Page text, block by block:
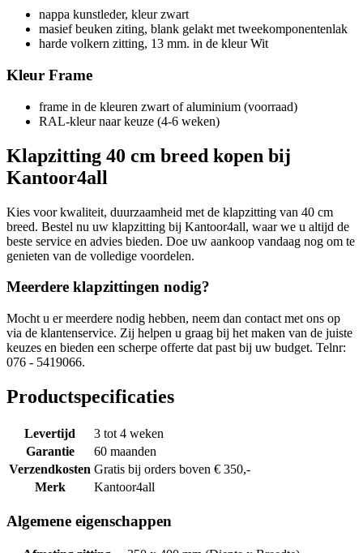
nappa kunstleder, kleur zwart
masief beuken ziting, blank gelakt met tweekomponentenlak
harde volkern zitting, 13 mm. in de kleur Wit
Kleur Frame
frame in de kleuren zwart of aluminium (voorraad)
RAL-kleur naar keuze (4-6 weken)
Klapzitting 40 cm breed kopen bij
Kantoor4all
Kies voor kwaliteit, duurzaamheid met de klapzitting van 40 cm
breed. Bestel nu uw klapzitting bij Kantoor4all, waar we u altijd de
beste service en advies bieden. Doe uw aankoop vandaag nog om te
genieten van de volledige voordelen.
Meerdere klapzittingen nodig?
Mocht u er meerdere nodig hebben, neem dan contact met ons op
via de klantenservice. Zij helpen u graag bij het maken van de juiste
keuzes en bieden een scherpe offerte dat past bij uw budget. Telnr:
076 - 5419066.
Productspecificaties
Levertijd
3 tot 4 weken
Garantie
60 maanden
Verzendkosten Gratis bij orders boven € 350,-
Merk
Kantoor4all
Algemene eigenschappen